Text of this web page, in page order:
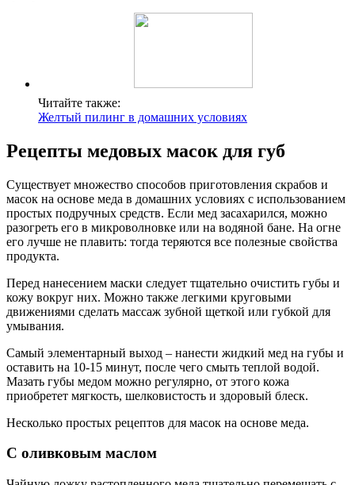
Читайте также:
Желтый пилинг в домашних условиях
Рецепты медовых масок для губ
Существует множество способов приготовления скрабов и
масок на основе меда в домашних условиях с использованием
простых подручных средств. Если мед засахарился, можно
разогреть его в микроволновке или на водяной бане. На огне
его лучше не плавить: тогда теряются все полезные свойства
продукта.
Перед нанесением маски следует тщательно очистить губы и
кожу вокруг них. Можно также легкими круговыми
движениями сделать массаж зубной щеткой или губкой для
умывания.
Самый элементарный выход – нанести жидкий мед на губы и
оставить на 10-15 минут, после чего смыть теплой водой.
Мазать губы медом можно регулярно, от этого кожа
приобретет мягкость, шелковистость и здоровый блеск.
Несколько простых рецептов для масок на основе меда.
С оливковым маслом